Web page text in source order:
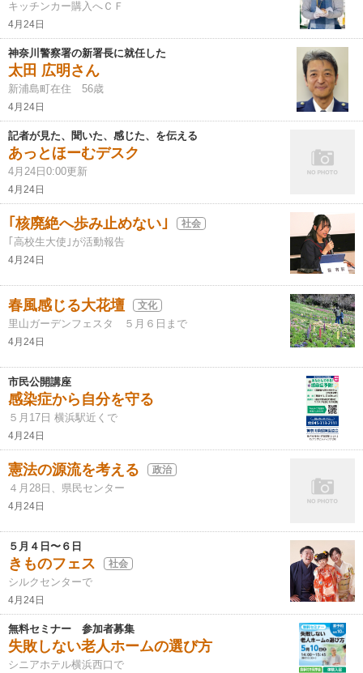
キッチンカー購入へＣＦ
4月24日
神奈川警察署の新署長に就任した
太田 広明さん
新浦島町在住 56歳
4月24日
記者が見た、聞いた、感じた、を伝える
あっとほーむデスク
4月24日0:00更新
4月24日
｢核廃絶へ歩み止めない｣ 社会
｢高校生大使｣が活動報告
4月24日
春風感じる大花壇 文化
里山ガーデンフェスタ ５月６日まで
4月24日
市民公開講座
感染症から自分を守る
５月17日 横浜駅近くで
4月24日
憲法の源流を考える 政治
４月28日、県民センター
4月24日
５月４日〜６日
きものフェス 社会
シルクセンターで
4月24日
無料セミナー 参加者募集
失敗しない老人ホームの選び方
シニアホテル横浜西口で